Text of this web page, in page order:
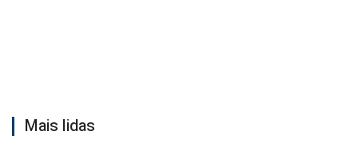
Mais lidas